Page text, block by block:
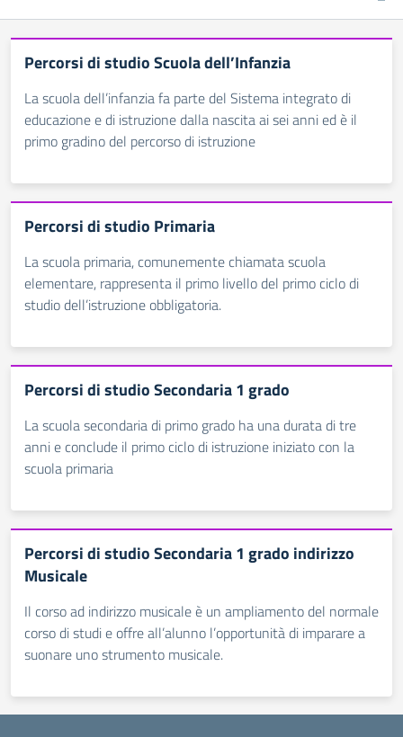
Percorsi di studio Scuola dell’Infanzia
La scuola dell’infanzia fa parte del Sistema integrato di
educazione e di istruzione dalla nascita ai sei anni ed è il
primo gradino del percorso di istruzione
Percorsi di studio Primaria
La scuola primaria, comunemente chiamata scuola
elementare, rappresenta il primo livello del primo ciclo di
studio dell’istruzione obbligatoria.
Percorsi di studio Secondaria 1 grado
La scuola secondaria di primo grado ha una durata di tre
anni e conclude il primo ciclo di istruzione iniziato con la
scuola primaria
Percorsi di studio Secondaria 1 grado indirizzo
Musicale
Il corso ad indirizzo musicale è un ampliamento del normale
corso di studi e offre all’alunno l’opportunità di imparare a
suonare uno strumento musicale.